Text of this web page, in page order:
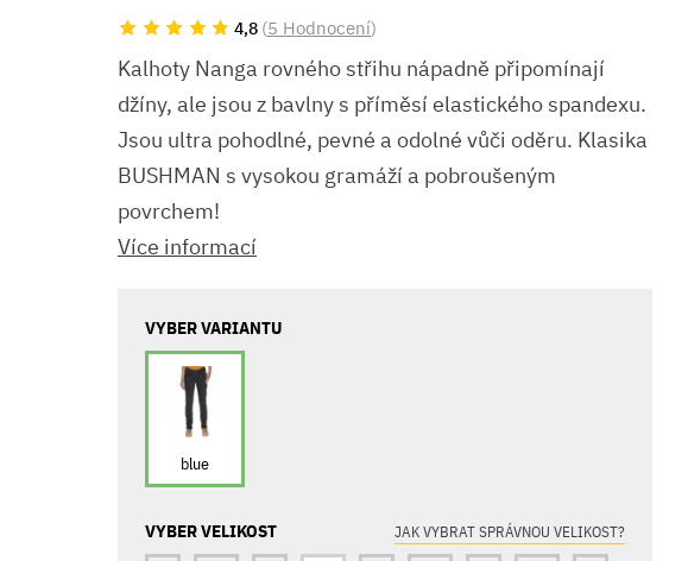
4,8 (5 Hodnocení)
Kalhoty Nanga rovného střihu nápadně připomínají
džíny, ale jsou z bavlny s příměsí elastického spandexu.
Jsou ultra pohodlné, pevné a odolné vůči oděru. Klasika
BUSHMAN s vysokou gramáží a pobroušeným
povrchem!
Více informací
VYBER VARIANTU
blue
VYBER VELIKOST
JAK VYBRAT SPRÁVNOU VELIKOST?